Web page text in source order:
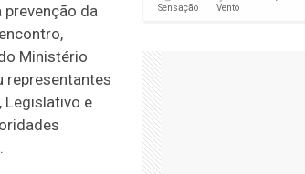
prevenção da
Ministério
representantes
Legislativo e
Sensação Vento